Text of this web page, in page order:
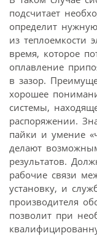
подсчитает
определит
из теплоемкости
время, которое
оплавление
в зазор.
хорошее
системы,
распоряжении.
пайки и умение
делают
результатов.
рабочие связи
установку, и
производителя
позволит при